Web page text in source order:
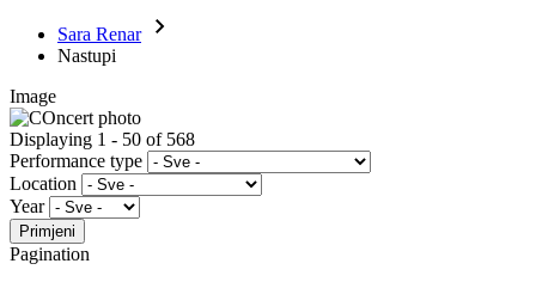
Sara Renar
Nastupi
Image
Displaying 1 - 50 of 568
Performance type
Location
Year
Pagination